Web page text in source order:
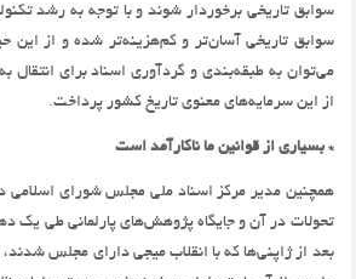
سوابق تاریخی برخوردار شوند و با توجه به رشد
سوابق تاریخی آسان‌تر و کم‌هزینه‌تر شده و از این
می‌توان به طبقه‌بندی و گردآوری اسناد برای
از این سرمایه‌های معنوی تاریخ کشور پرداخت.
* بسیاری از قوانین ما ناکارآمد است
همچنین مدیر مرکز اسناد ملی مجلس شورای اسلامی
تحولات در آن و جایگاه پژوهش‌های پارلمانی طی یک
بعد از ژاپنی‌ها که با انقلاب میجی دارای مجلس